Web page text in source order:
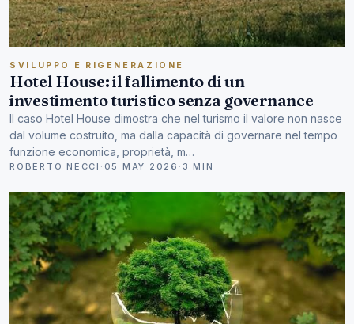
SVILUPPO E RIGENERAZIONE
Hotel House: il fallimento di un
investimento turistico senza governance
Il caso Hotel House dimostra che nel turismo il valore non nasce
dal volume costruito, ma dalla capacità di governare nel tempo
funzione economica, proprietà, m…
ROBERTO NECCI · 05 MAY 2026 · 3 MIN